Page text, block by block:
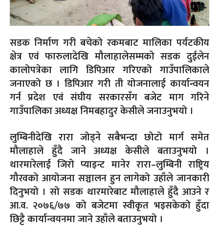
सडक निर्माण गरी बचेको रकमबाट मालिका पर्यटकीय
क्षेत्र एवं फारुलादेखि मौलाहालेसम्मको सडक दुईलेन
कालोपत्रेका लागि डिपिआर गरिएको गाउँपालिकाले
जनाएको छ । डिपिआर गरी ती योजनालाई कार्यान्वयन
गर्न प्रदेश एवं संघीय सरकारसँग बजेट माग गरिने
गाउँपालिका अध्यक्ष निमबहादुर केसीले जनाउनुभयो ।
लुम्बिनीदेखि रारा जोड्ने सबैभन्दा छोटो मार्ग समेत
मौलाहाले हुँदै जाने अध्यक्ष केसीले बताउनुभयो ।
थारमारेलाई जिरो प्याइन्ट मानेर रारा–लुम्बिनी राष्ट्रिय
गौरवको आयोजना सञ्चालन हुन लागेको उहाँले जानकारी
दिनुभयो । सो सडक थारमारेबाट मौलाहाले हुँदै आउने र
आ.व. २०७६/७७ को बजेटमा स्वीकृत भइसकेको हुँदा
छिट्टै कार्यान्वयनमा जाने उहाँले बताउनुभयो ।